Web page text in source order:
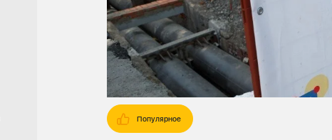
Популярное